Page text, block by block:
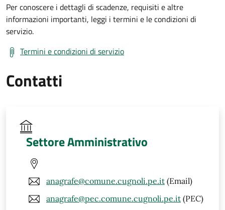
Per conoscere i dettagli di scadenze, requisiti e altre
informazioni importanti, leggi i termini e le condizioni di
servizio.
Termini e condizioni di servizio
Contatti
Settore Amministrativo
anagrafe@comune.cugnoli.pe.it (Email)
anagrafe@pec.comune.cugnoli.pe.it (PEC)